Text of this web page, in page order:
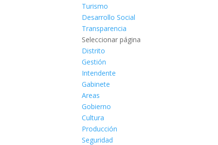
Turismo
Desarrollo Social
Transparencia
Seleccionar página
Distrito
Gestión
Intendente
Gabinete
Areas
Gobierno
Cultura
Producción
Seguridad